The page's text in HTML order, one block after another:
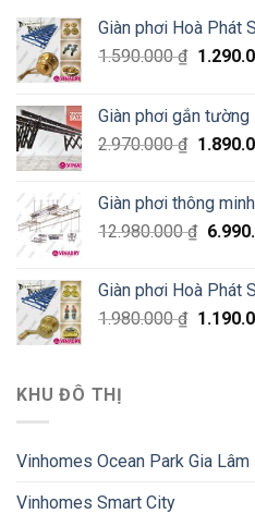
Giàn phơi Hoà Phát
1.590.000₫
Giàn phơi gắn tường
2.970.000₫
Giàn phơi thông
12.980.000₫
Giàn phơi Hoà Phát
1.980.000₫
KHU ĐÔ THỊ
Vinhomes Ocean Park Gia Lâm
Vinhomes Smart City